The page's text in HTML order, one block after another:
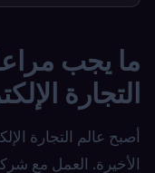
ما يجب
التجارة
أصبح عالم التجارة
الأخيرة. العمل مع شركة